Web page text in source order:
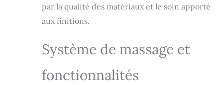
expérience de
zone de massage
correspondante.
Fonction de
chauffage intégrée
par la qualité des matériaux et le soin apporté
aux finitions.
Système de massage et
fonctionnalités